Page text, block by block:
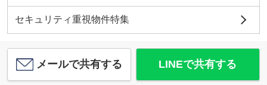
セキュリティ重視物件特集
メールで共有する LINEで共有する